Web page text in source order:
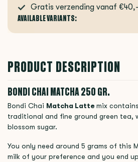
Gratis verzending vanaf
AVAILABLE VARIANTS:
PRODUCT DESCRIPTION
BONDI CHAI MATCHA 250 GR.
Bondi Chai Matcha Lattemix
traditional and fine ground green
blossom sugar.
You only need around 5 grams of this
milk of your preference and you end